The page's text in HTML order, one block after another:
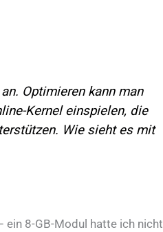
Optimieren kann man
Kernel einspielen, die
Wie sieht es mit
ein 8-GB-Modul hatte ich nicht